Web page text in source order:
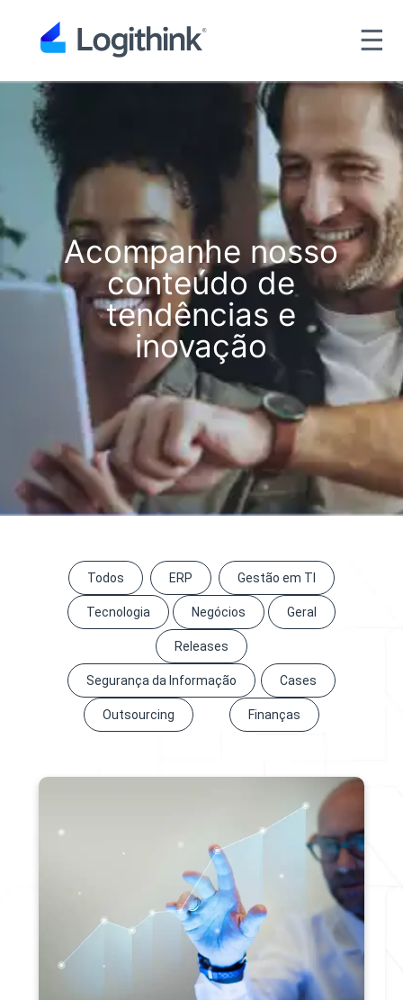
☰
Acompanhe nosso
conteúdo de
tendências e
inovação
Todos ERP Gestão em TI
Tecnologia Negócios Geral
Releases
Segurança da Informação Cases
Outsourcing Finanças